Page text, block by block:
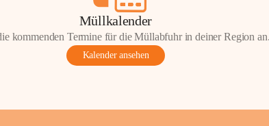
Müllkalender
kommenden Termine für die Müllabfuhr in deiner Region
Kalender ansehen